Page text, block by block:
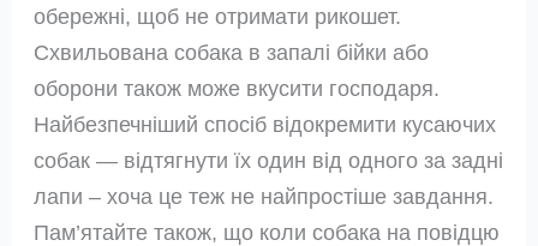
обережні, щоб не отримати рикошет.
Схвильована собака в запалі бійки або
оборони також може вкусити господаря.
Найбезпечніший спосіб відокремити кусаючих
собак — відтягнути їх один від одного за задні
лапи – хоча це теж не найпростіше завдання.
Пам’ятайте також, що коли собака на повідцю